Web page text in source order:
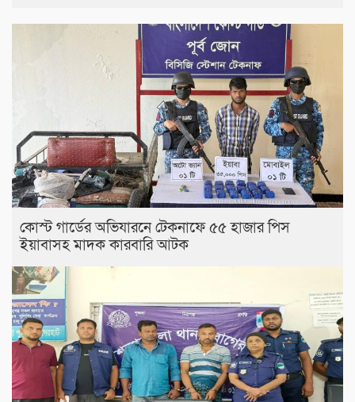
কোস্ট গার্ডের অভিযারনে টেকনাফে ৫৫ হাজার পিস
ইয়াবাসহ মাদক কারবারি আটক